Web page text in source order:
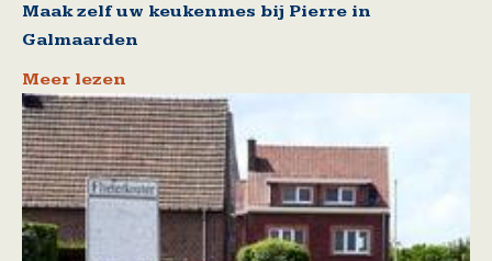
Maak zelf uw keukenmes bij Pierre in
Galmaarden
Meer lezen